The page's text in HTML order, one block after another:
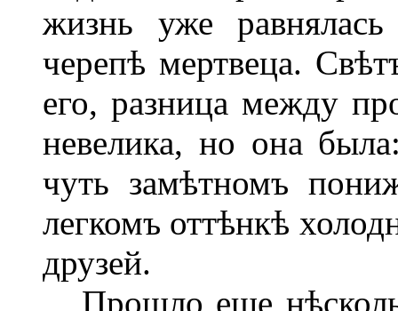
жизнь уже
черепѣ мертвеца.
его, разница между
невелика, но она
чуть замѣтномъ
легкомъ оттѣнкѣ
друзей.
Прошло еще